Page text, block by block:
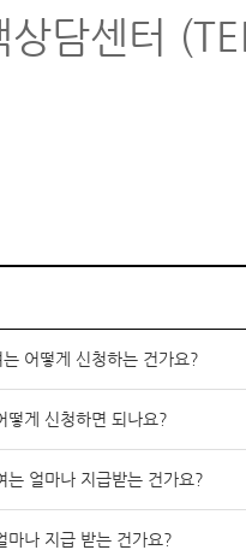
상담센터
어떻게 신청하는 건가요?
떻게 신청하면 되나요?
는 얼마나 지급받는 건가요?
마나 지급 받는 건가요?